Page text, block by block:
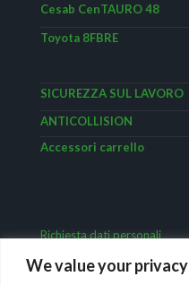
We value your privacy
Cesab CenTAURO 48
Toyota 8FBRE
SICUREZZA SUL LAVORO
ANTICOLLISION
Accessori carrello
Richiesta dati personali